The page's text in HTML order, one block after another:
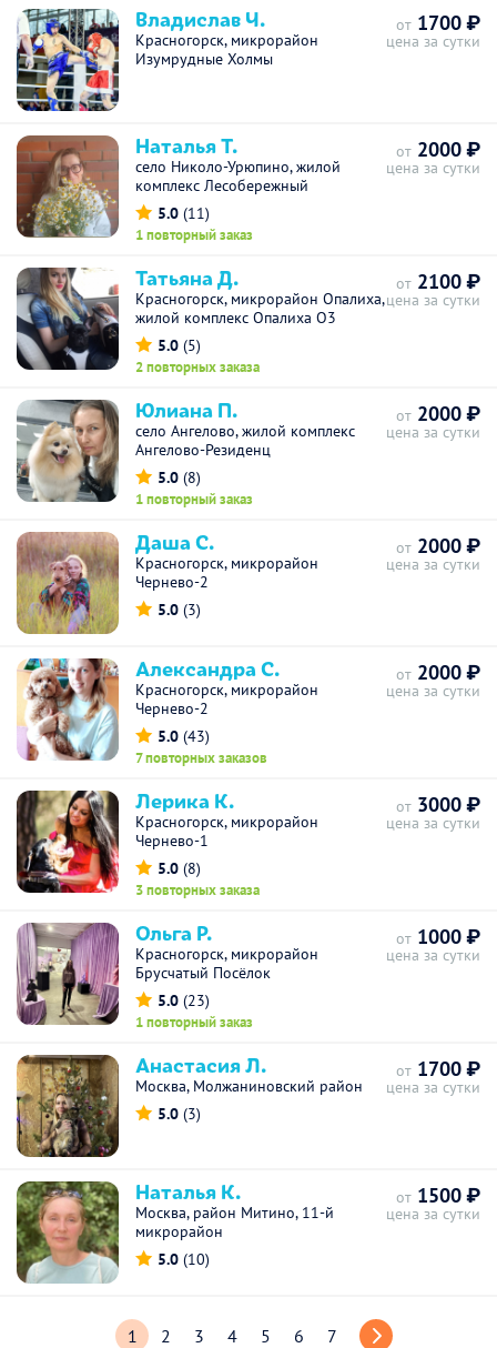
Владислав Ч.
Красногорск, микрорайон
Изумрудные Холмы
от 1700 ₽
цена за сутки
Наталья Т.
село Николо-Урюпино, жилой
комплекс Лесобережный
5.0 (11)
1 повторный заказ
от 2000 ₽
цена за сутки
Татьяна Д.
Красногорск, микрорайон Опалиха,
жилой комплекс Опалиха О3
5.0 (5)
2 повторных заказа
от 2100 ₽
цена за сутки
Юлиана П.
село Ангелово, жилой комплекс
Ангелово-Резиденц
5.0 (8)
1 повторный заказ
от 2000 ₽
цена за сутки
Даша С.
Красногорск, микрорайон
Чернево-2
5.0 (3)
от 2000 ₽
цена за сутки
Александра С.
Красногорск, микрорайон
Чернево-2
5.0 (43)
7 повторных заказов
от 2000 ₽
цена за сутки
Лерика К.
Красногорск, микрорайон
Чернево-1
5.0 (8)
3 повторных заказа
от 3000 ₽
цена за сутки
Ольга Р.
Красногорск, микрорайон
Брусчатый Посёлок
5.0 (23)
1 повторный заказ
от 1000 ₽
цена за сутки
Анастасия Л.
Москва, Молжаниновский район
5.0 (3)
от 1700 ₽
цена за сутки
Наталья К.
Москва, район Митино, 11-й
микрорайон
5.0 (10)
от 1500 ₽
цена за сутки
1 2 3 4 5 6 7